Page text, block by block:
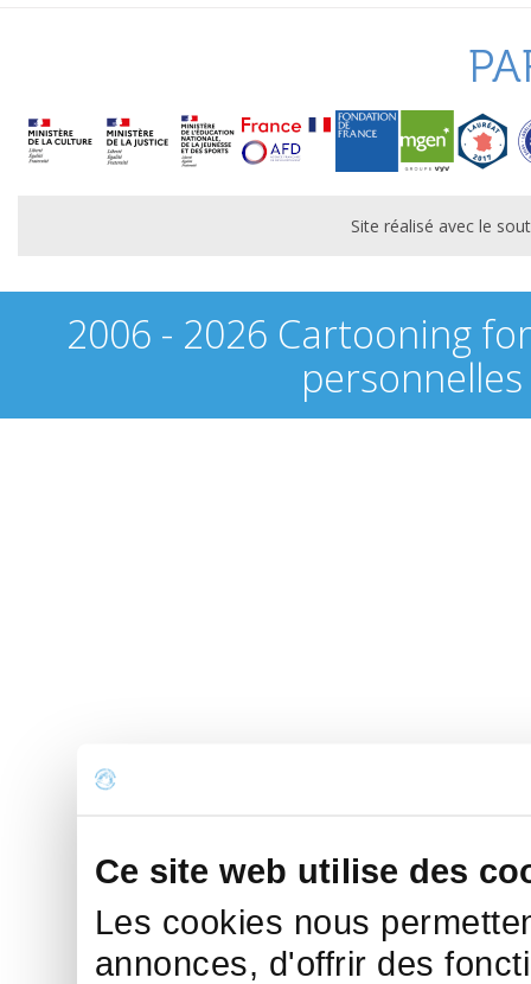
Ce site web utilise des
Les cookies nous
annonces, d'offrir des
Site réalisé avec le
2006 - 2026 Cartooning
personnelles